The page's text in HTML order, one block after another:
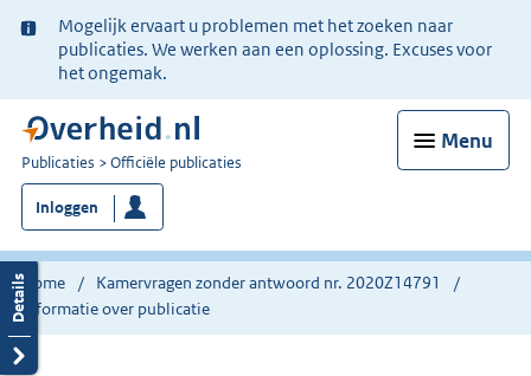
Ter
informatie:
Mogelijk ervaart u problemen met het zoeken naar
publicaties. We werken aan een oplossing. Excuses voor
het ongemak.
Menu
U
bent
nu
hier:
Publicaties Officiële publicaties
Inloggen
Home
Kamervragen zonder antwoord nr. 2020Z14791
Informatie over publicatie